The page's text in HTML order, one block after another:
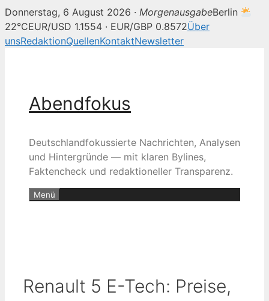
Donnerstag, 6 August 2026 · MorgenausgabeBerlin
22°CEUR/USD 1.1554 · EUR/GBP 0.8572Über
unsRedaktionQuellenKontaktNewsletter
Abendfokus
Deutschlandfokussierte Nachrichten, Analysen
und Hintergründe — mit klaren Bylines,
Faktencheck und redaktioneller Transparenz.
Menü
Renault 5 E-Tech: Preise,